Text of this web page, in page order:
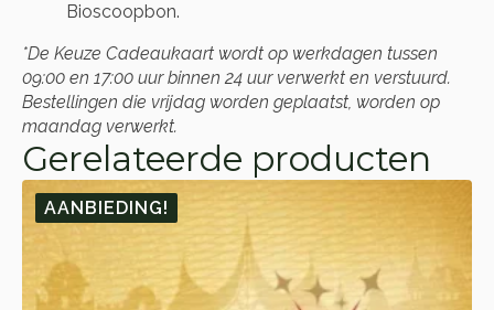
Bioscoopbon.
*De Keuze Cadeaukaart wordt op werkdagen tussen
09:00 en 17:00 uur binnen 24 uur verwerkt en verstuurd.
Bestellingen die vrijdag worden geplaatst, worden op
maandag verwerkt.
Gerelateerde producten
AANBIEDING!